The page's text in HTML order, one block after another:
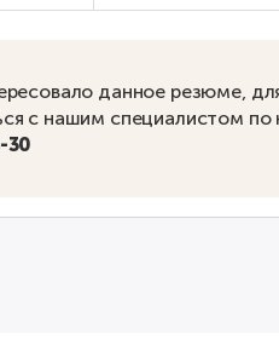
данное резюме,
с нашим специалистом по
30